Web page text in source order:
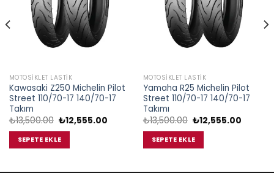
MOTOSIKLET LASTIK
Kawasaki Z250 Michelin Pilot
Street 110/70-17 140/70-17
Takım
₺13,500.00 Orijinal
fiyat:
₺13,500.00.
₺12,555.00Şu
SEPETE EKLE
MOTOSIKLET LASTIK
Yamaha R25 Michelin Pilot
Street 110/70-17 140/70-17
Takımı
₺13,500.00 Orijinal
fiyat:
₺13,500.00.
₺12,555.00Şu
SEPETE EKLE